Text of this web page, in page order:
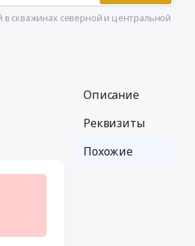
скважинах северной и центральной
Описание
Реквизиты
Похожие